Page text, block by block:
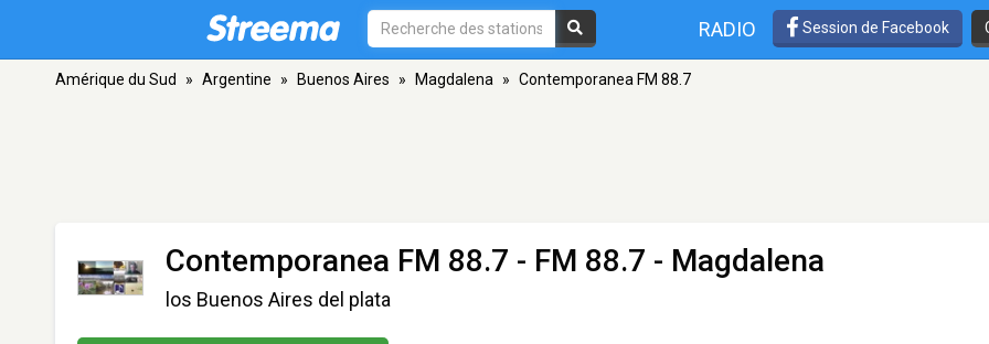
RADIO Session de Facebook
Amérique du Sud » Argentine » Buenos Aires » Magdalena » Contemporanea FM 88.7
Contemporanea FM 88.7 - FM 88.7 - Magdalena
los Buenos Aires del plata